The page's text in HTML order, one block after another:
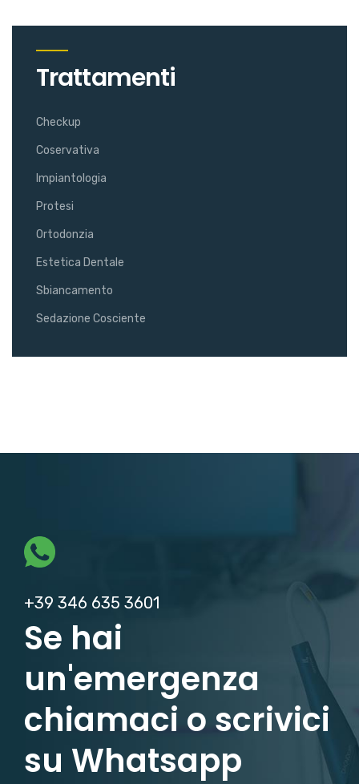
Trattamenti
Checkup
Coservativa
Impiantologia
Protesi
Ortodonzia
Estetica Dentale
Sbiancamento
Sedazione Cosciente
+39 346 635 3601
Se hai
un'emergenza
chiamaci o scrivici
su Whatsapp